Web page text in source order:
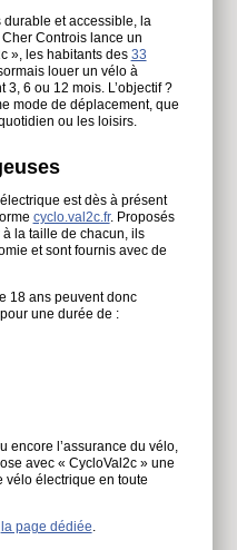
durable et accessible, la
Controis lance un
», les habitants des 33
louer un vélo à
6 ou 12 mois. L’objectif ?
mode de déplacement, que
ou les loisirs.
est dès à présent
cyclo.val2c.fr. Proposés
à la taille de chacun, ils
et sont fournis avec de
18 ans peuvent donc
une durée de :
encore l’assurance du vélo,
avec « CycloVal2c » une
vélo électrique en toute
la page dédiée.